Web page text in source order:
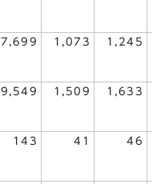
7,699 1,073 1,245
9,549 1,509 1,633
143 41 46